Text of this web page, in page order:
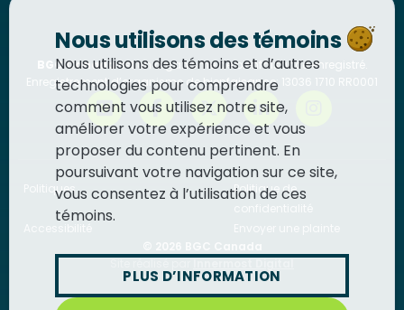
BGC Canadaest un organisme de bienfaisance enregistré.
Enregistrement d’organisme de bienfaisance: 13036 1710 RR0001
Politiques
Politique de
Nous utilisons des témoins
Nous utilisons des témoins et d’autres
technologies pour comprendre
comment vous utilisez notre site,
améliorer votre expérience et vous
proposer du contenu pertinent. En
poursuivant votre navigation sur ce site,
vous consentez à l’utilisation de ces
témoins.
PLUS D’INFORMATION